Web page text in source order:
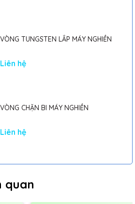
VÒNG TUNGSTEN LẮP MÁY NGHIỀN
Liên hệ
VÒNG CHẶN BI MÁY NGHIỀN
Liên hệ
quan